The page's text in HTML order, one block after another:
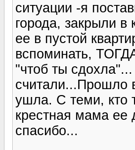
ситуации -я
города, закрыли
ее в пустой
вспоминать,
"чтоб ты
считали...Прошло
ушла. С теми, кто
крестная мама ее
спасибо...